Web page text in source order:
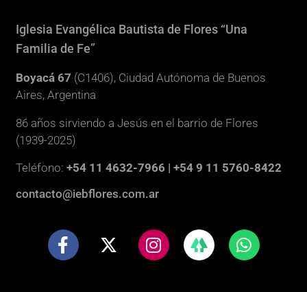
Iglesia Evangélica Bautista de Flores “Una
Familia de Fe”
Boyacá 67 (C1406), Ciudad Autónoma de Buenos
Aires, Argentina
86 años sirviendo a Jesús en el barrio de Flores
(1939-2025)
Teléfono:+54 11 4632-7966 | +54 9 11 5760-8422
contacto@iebflores.com.ar
F
a
X
-
I
n
W
h